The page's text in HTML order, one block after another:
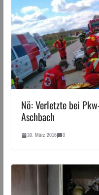
Nö: Verletzte bei
Aschbach
30. März 2016 0